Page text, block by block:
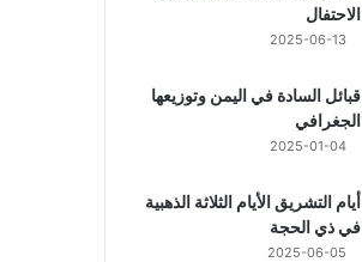
الاحتفال
2025-06-13
قبائل السادة في اليمن وتوزيعها
الجغرافي
2025-01-04
أيام التشريق الأيام الثلاثة الذهبية
في ذي الحجة
2025-06-05